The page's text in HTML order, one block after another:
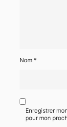
Nom *
Enregistrer
pour mon